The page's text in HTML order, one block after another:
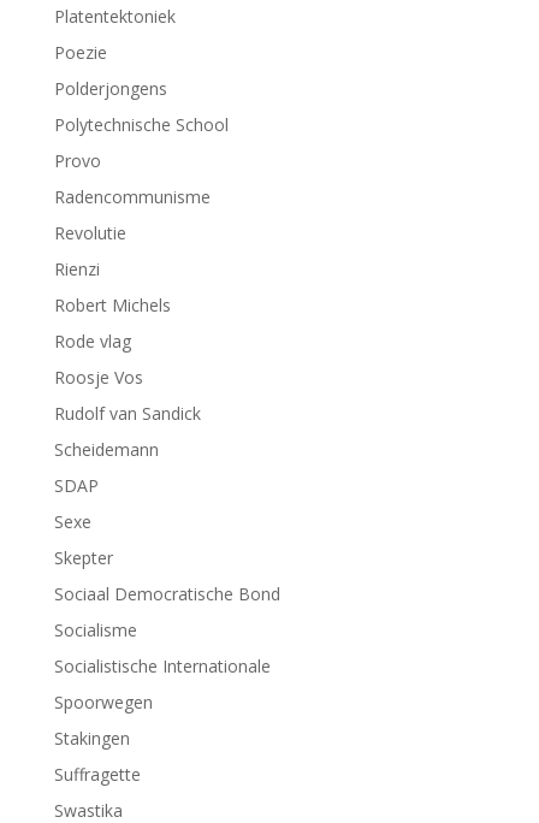
Platentektoniek
Poezie
Polderjongens
Polytechnische School
Provo
Radencommunisme
Revolutie
Rienzi
Robert Michels
Rode vlag
Roosje Vos
Rudolf van Sandick
Scheidemann
SDAP
Sexe
Skepter
Sociaal Democratische Bond
Socialisme
Socialistische Internationale
Spoorwegen
Stakingen
Suffragette
Swastika